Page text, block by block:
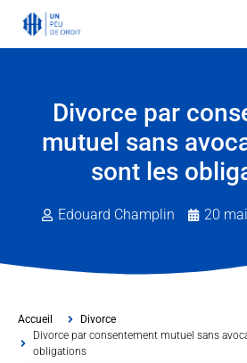
Divorce par
mutuel sans
sont les
Edouard Champlin 20
Accueil
Divorce
Divorce par consentement mutuel sans
obligations